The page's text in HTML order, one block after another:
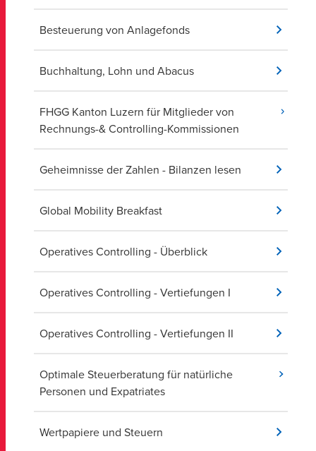
Besteuerung von Anlagefonds
Buchhaltung, Lohn und Abacus
FHGG Kanton Luzern für Mitglieder von
Rechnungs-& Controlling-Kommissionen
Geheimnisse der Zahlen - Bilanzen lesen
Global Mobility Breakfast
Operatives Controlling - Überblick
Operatives Controlling - Vertiefungen I
Operatives Controlling - Vertiefungen II
Optimale Steuerberatung für natürliche
Personen und Expatriates
Wertpapiere und Steuern